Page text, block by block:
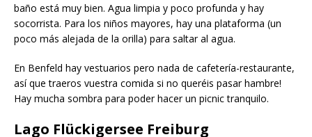
baño está muy bien. Agua limpia y poco profunda y hay
socorrista. Para los niños mayores, hay una plataforma (un
poco más alejada de la orilla) para saltar al agua.
En Benfeld hay vestuarios pero nada de cafetería-restaurante,
así que traeros vuestra comida si no queréis pasar hambre!
Hay mucha sombra para poder hacer un picnic tranquilo.
Lago Flückigersee Freiburg